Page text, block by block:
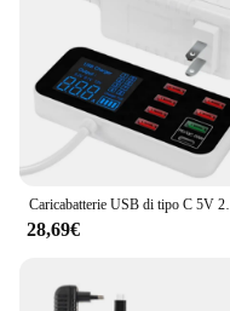
Caricabatterie USB di tipo C 5V
28,69€